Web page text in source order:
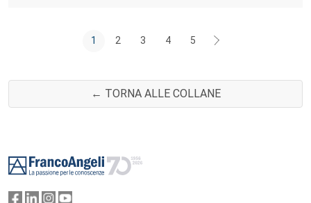
1 2 3 4 5
← TORNA ALLE COLLANE